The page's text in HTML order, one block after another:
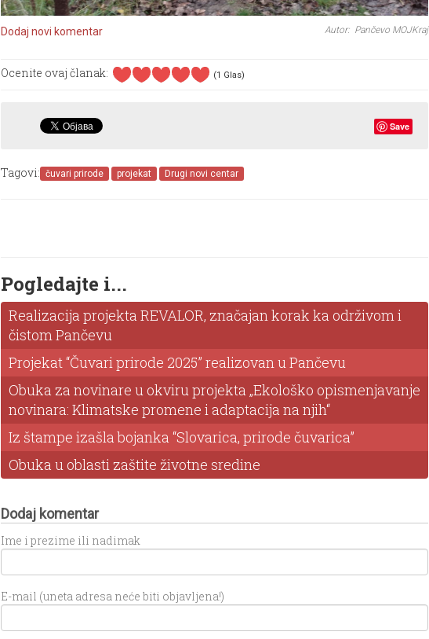
Dodaj novi komentar Autor: Pančevo MOJKraj
Ocenite ovaj članak: (1 Glas)
Save
Tagovi: čuvari prirode projekat Drugi novi centar
Pogledajte i...
Realizacija projekta REVALOR, značajan korak ka održivom i
čistom Pančevu
Projekat “Čuvari prirode 2025” realizovan u Pančevu
Obuka za novinare u okviru projekta „Ekološko opismenjavanje
novinara: Klimatske promene i adaptacija na njih“
Iz štampe izašla bojanka “Slovarica, prirode čuvarica”
Obuka u oblasti zaštite životne sredine
Dodaj komentar
Ime i prezime ili nadimak
E-mail (uneta adresa neće biti objavljena!)